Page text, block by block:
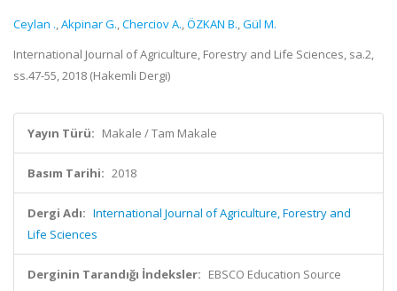
Ceylan .,Akpinar G.,Cherciov A.,ÖZKAN B.,Gül M.
International Journal of Agriculture, Forestry and Life Sciences, sa.2,
ss.47-55, 2018 (Hakemli Dergi)
Yayın Türü: Makale / Tam Makale
Basım Tarihi: 2018
Dergi Adı: International Journal of Agriculture, Forestry and
Life Sciences
Derginin Tarandığı İndeksler: EBSCO Education Source